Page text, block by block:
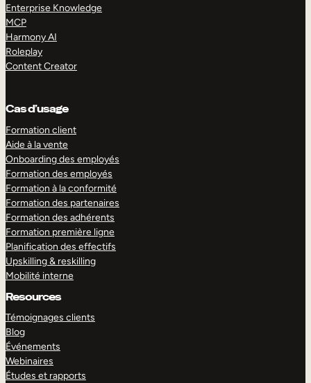
Enterprise Knowledge
MCP
Harmony AI
Roleplay
Content Creator
Cas d’usage
Formation client
Aide à la vente
Onboarding des employés
Formation des employés
Formation à la conformité
Formation des partenaires
Formation des adhérents
Formation première ligne
Planification des effectifs
Upskilling & reskilling
Mobilité interne
Resources
Témoignages clients
Blog
Événements
Webinaires
Études et rapports